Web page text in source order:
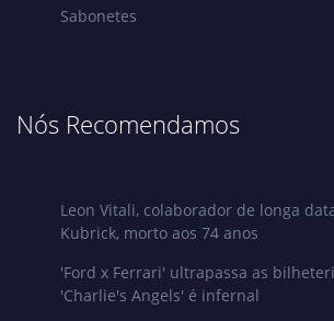
Sabonetes
Nós Recomendamos
Leon Vitali, colaborador de longa
Kubrick, morto aos 74 anos
'Ford x Ferrari' ultrapassa as
'Charlie's Angels' é infernal